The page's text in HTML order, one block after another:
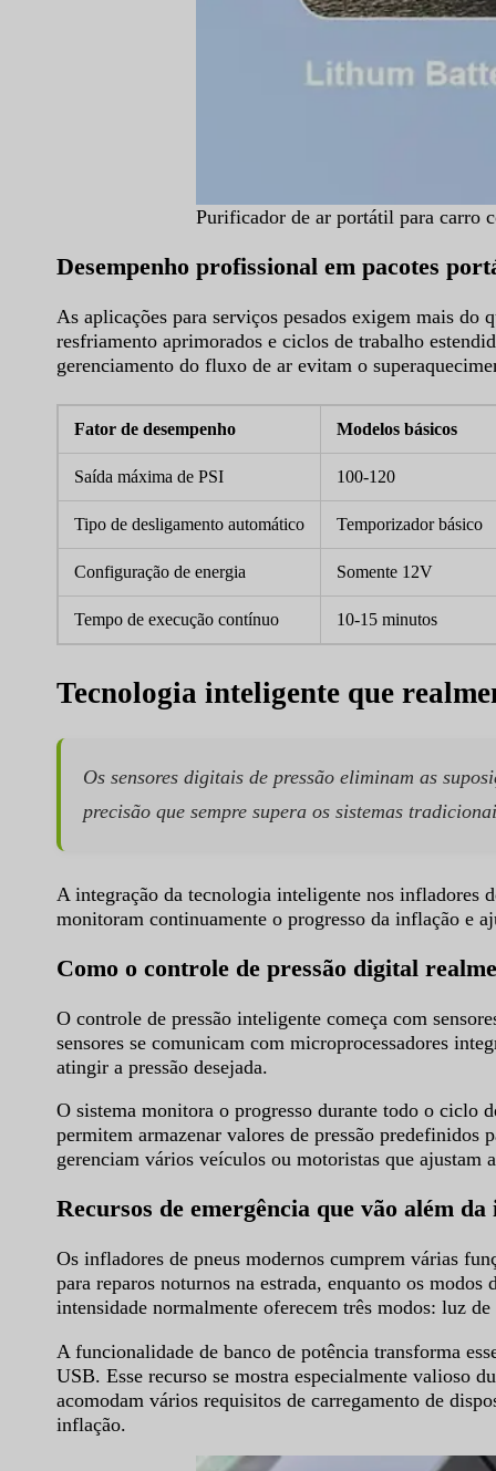
Purificador de ar portátil para carro
Desempenho profissional em pacotes
As aplicações para serviços pesados exigem mais do
resfriamento aprimorados e ciclos de trabalho
gerenciamento do fluxo de ar evitam o
Fator de desempenho Modelos básicos
Saída máxima de PSI 100-120
Tipo de desligamento automático Temporizador básico
Configuração de energia Somente 12V
Tempo de execução contínuo 10-15 minutos
Tecnologia inteligente que
Os sensores digitais de pressão eliminam as
precisão que sempre supera os sistemas
A integração da tecnologia inteligente nos infladores
monitoram continuamente o progresso da inflação e
Como o controle de pressão digital
O controle de pressão inteligente começa com
sensores se comunicam com microprocessadores
atingir a pressão desejada.
O sistema monitora o progresso durante todo o ciclo
permitem armazenar valores de pressão predefinidos
gerenciam vários veículos ou motoristas que ajustam
Recursos de emergência que vão além da
Os infladores de pneus modernos cumprem várias
para reparos noturnos na estrada, enquanto os
intensidade normalmente oferecem três modos: luz
A funcionalidade de banco de potência transforma
USB. Esse recurso se mostra especialmente valioso
acomodam vários requisitos de carregamento de
inflação.